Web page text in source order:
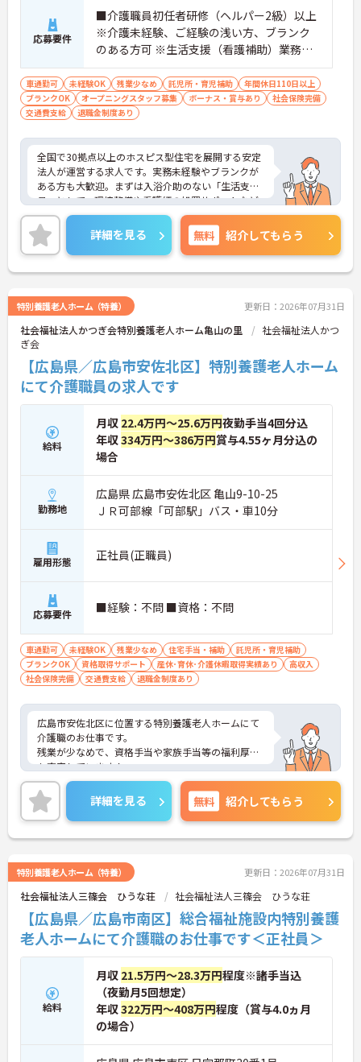
・2日間のオンライン研修と個人のペースに合わせ
たOJTを実施しています
応募要件
■介護職員初任者研修（ヘルパー2級）以上
※介護未経験、ご経験の浅い方、ブランク
のある方可 ※生活支援（看護補助）業務か
ら経験し、訪問介護員へのキャリアアップ
を目指せます
車通勤可 未経験OK 残業少なめ 託児所・育児補助
年間休日110日以上
ブランクOK
オープニングスタッフ募集 ボーナス・賞与あり
社会保険完備
交通費支給
退職金制度あり
全国で30拠点以上のホスピス型住宅を展開する安定
法人が運営する求人です。実務未経験やブランクが
ある方も大歓迎。まずは入浴介助のない「生活支援
員」として、環境整備や看護師の処置サポートなど
の業務からスタートし、無理なくホスピスケアの経
験を積むことができ、ゆくゆくは訪問介護員へステ
ップアップすることも可能です。残業は全社平均月5
時間程度と少なく、連続休暇の取得で支援金が支給
される独自の制度や、自由診療の割引が受けられる
時間連携の訪問診療医もいるため、医療依存度の高
い方へのケアもチームで安心して取り組める環境で
す。
★おすすめPOINT★
【無理なくステップアップできる業務内容】
・実務未経験からでも挑戦可能です
・入浴介助なし、まずは生活支援や看護師のサポー
トからスタートできます
・資格取得支援制度を活用し、将来的に訪問介護員
を目指せる環境です
【手厚い待遇と働きやすさの両立】
・残業は全社平均残業月5時間程度と少なくプライ
ベートの時間を確保できます
・3日以上の連続休暇取得で支援金が支給される独
自の制度があります
・夏季・冬季の特別休暇があり年間休日は113日し
っかりと休めます
【安心の教育・チームサポート体制】
・2日間のオンライン研修と個人のペースに合わせ
たOJTを実施しています
詳細を見る 無料 紹介してもらう
特別養護老人ホーム（特養） 更新日：2026年07月31日
社会福祉法人かつぎ会特別養護老人ホーム亀山の里
社会福祉法人かつ
ぎ会
【広島県／広島市安佐北区】特別養護老人ホーム
にて介護職員の求人です
給料
月収 22.4万円～25.6万円夜勤手当4回分込
年収334万円～386万円賞与4.55ヶ月分込の
場合
勤務地
広島県 広島市安佐北区 亀山9-10-25
ＪＲ可部線「可部駅」バス・車10分
雇用形態 正社員(正職員)
応募要件 ■経験：不問 ■資格：不問
車通勤可 未経験OK 残業少なめ 住宅手当・補助
託児所・育児補助
ブランクOK
資格取得サポート 産休･育休･介護休暇取得実績あり
高収入
社会保険完備
交通費支給 退職金制度あり
広島市安佐北区に位置する特別養護老人ホームにて
介護職のお仕事です。
残業が少なめで、資格手当や家族手当等の福利厚生
も充実しています！
無資格。未経験の方でもエントリーして頂けます。
ご興味ある方には、面接対策ポイントなど、さらに
詳細をお話しいたしますので、お気軽にご相談くだ
さい。
詳細を見る 無料 紹介してもらう
特別養護老人ホーム（特養） 更新日：2026年07月31日
社会福祉法人三篠会 ひうな荘 社会福祉法人三篠会 ひうな荘
【広島県／広島市南区】総合福祉施設内特別養護
老人ホームにて介護職のお仕事です＜正社員＞
給料
月収 21.5万円～28.3万円程度※諸手当込
（夜勤月5回想定）
年収322万円～408万円程度（賞与4.0ヵ月
の場合）